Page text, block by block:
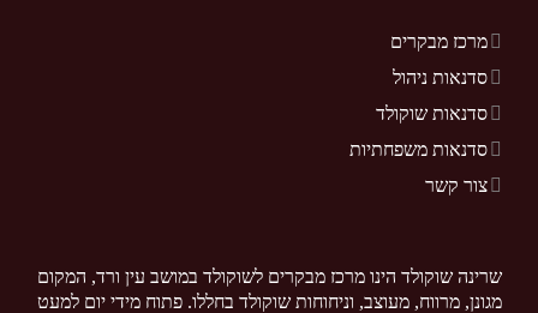
מרכז מבקרים
סדנאות ניהול
סדנאות שוקולד
סדנאות משפחתיות
צור קשר
שרינה שוקולד הינו מרכז מבקרים לשוקולד במושב עין ורד, המקום
מגונן, מרווח, מעוצב, וניחוחות שוקולד בחללו. פתוח מידי יום למעט